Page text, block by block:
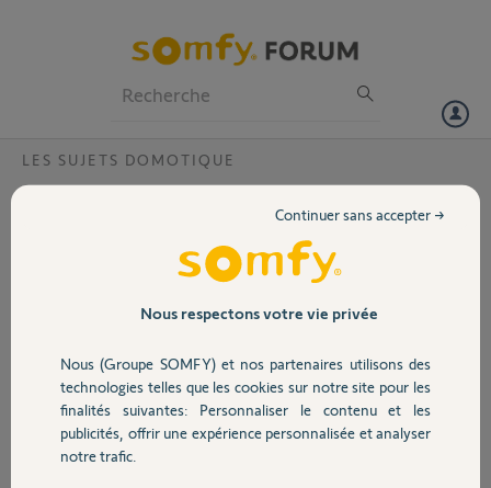
Volet
Sécurité
Domotique
LES SUJETS DOMOTIQUE
Je souhaite mettre en service et utiliser ma tahoma switch mais je
Philippe G.
il y a environ 2 mois
Participer au fil de discussion
Nous respectons votre vie privée
Nous (Groupe SOMFY) et nos partenaires utilisons des
technologies telles que les cookies sur notre site pour les
finalités suivantes: Personnaliser le contenu et les
publicités, offrir une expérience personnalisée et analyser
notre trafic.
Continuer sans accepter →